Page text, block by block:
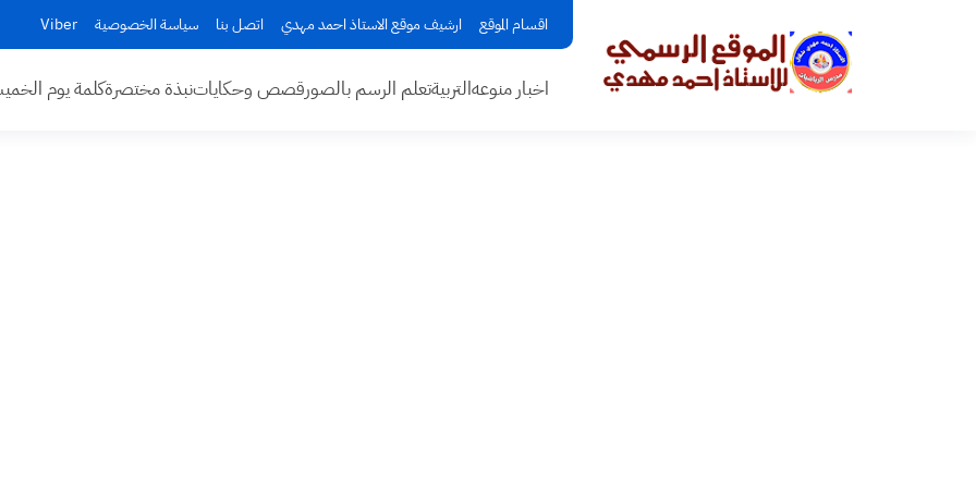
اقسام الموقع ارشيف موقع الاستاذ احمد مهدي اتصل بنا سياسة الخصوصية Viber
اخبار منوعهالتربيةتعلم الرسم بالصورقصص وحكاياتنبذة مختصرةكلمة يوم